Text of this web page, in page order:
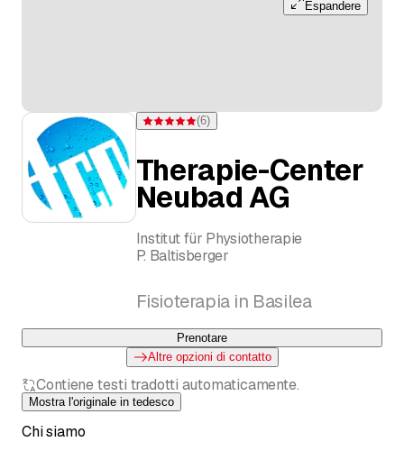
Espandere
Valutazione 5 di 5 stelle su 6 valutazioni
(6)
Therapie-Center
Neubad AG
Institut für Physiotherapie
P. Baltisberger
Fisioterapia in Basilea
Prenotare
Altre opzioni di contatto
Contiene testi tradotti automaticamente.
Mostra l'originale in tedesco
Chi siamo